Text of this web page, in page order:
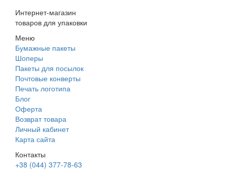
Интернет-магазин
товаров для упаковки
Меню
Бумажные пакеты
Шоперы
Пакеты для посылок
Почтовые конверты
Печать логотипа
Блог
Оферта
Возврат товара
Личный кабинет
Карта сайта
Контакты
+38 (044) 377-78-63